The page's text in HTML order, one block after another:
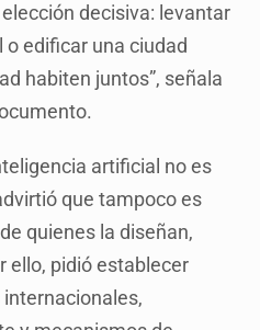
decisiva: levantar
o edificar una ciudad
habiten juntos”, señala
artificial no es
que tampoco es
quienes la diseñan,
ello, pidió establecer